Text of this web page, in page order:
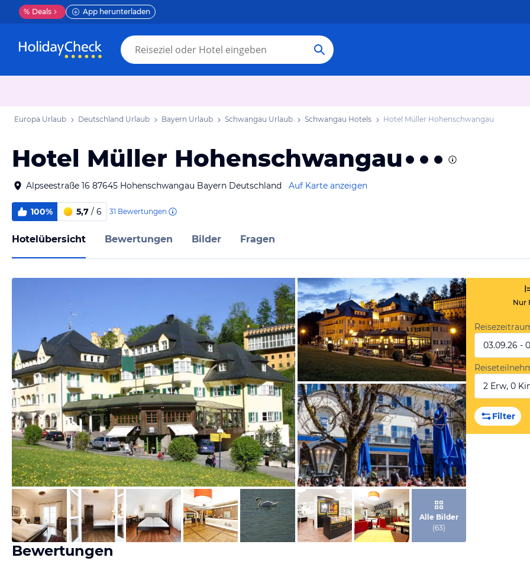
% Deals App herunterladen
Europa Urlaub Deutschland Urlaub Bayern Urlaub Schwangau Urlaub Schwangau Hotels Hotel Müller Hohenschwangau
Hotel Müller Hohenschwangau
Alpseestraße 16 87645 Hohenschwangau Bayern Deutschland Auf Karte anzeigen
100% 5,7 / 6 31 Bewertungen
Hotelübersicht Bewertungen Bilder Fragen
von Expedia
von Expedia
von Expedia
Alle Bilder
(63)
Nur
03.09.26 -
2 Erw, 0
Filter
Bewertungen